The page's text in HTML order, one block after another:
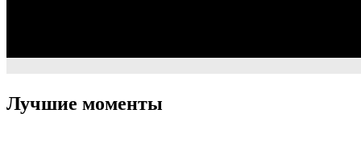
Лучшие моменты